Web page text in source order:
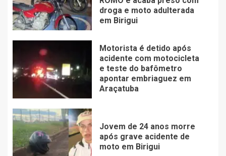
droga e moto adulterada
em Birigui
Motorista é detido após
acidente com motocicleta
e teste do bafômetro
apontar embriaguez em
Araçatuba
Jovem de 24 anos morre
após grave acidente de
moto em Birigui